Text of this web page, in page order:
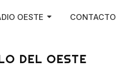
OESTE CONTACTO
DEL OESTE